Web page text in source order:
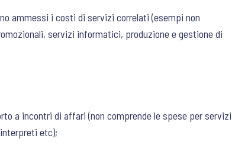
ammessi i costi di servizi correlati (esempi non
servizi informatici, produzione e gestione di
a incontri di affari (non comprende le spese per servizi
etc);